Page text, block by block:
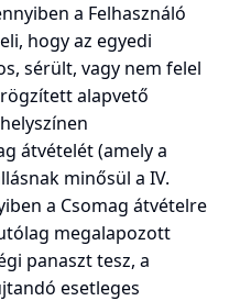
a Felhasználó
hogy az egyedi
sérült, vagy nem felel
alapvető
átvételét (amely a
minősül a IV.
a Csomag átvételre
megalapozott
panaszt tesz, a
esetleges